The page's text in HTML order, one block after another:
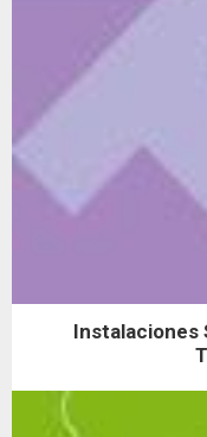
Instalaciones